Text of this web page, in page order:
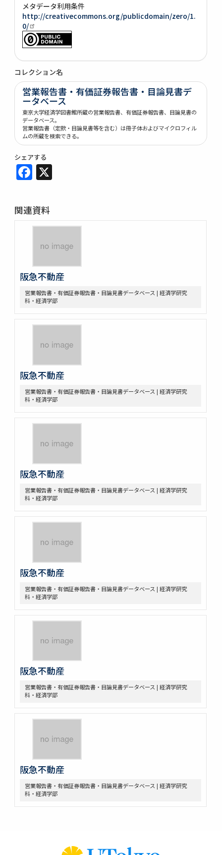
メタデータ利用条件
http://creativecommons.org/publicdomain/zero/1.
0/
コレクション名
営業報告書・有価証券報告書・目論見書デ
ータベース
東京大学経済学図書館所蔵の営業報告書、有価証券報告書、目論見書の
データベース。
営業報告書（定款・目論見書等を含む）は冊子体およびマイクロフィル
ムの所蔵を検索できる。
シェアする
Facebook
関連資料
阪急不動産
営業報告書・有価証券報告書・目論見書データベース | 経済学研究
科・経済学部
阪急不動産
営業報告書・有価証券報告書・目論見書データベース | 経済学研究
科・経済学部
阪急不動産
営業報告書・有価証券報告書・目論見書データベース | 経済学研究
科・経済学部
阪急不動産
営業報告書・有価証券報告書・目論見書データベース | 経済学研究
科・経済学部
阪急不動産
営業報告書・有価証券報告書・目論見書データベース | 経済学研究
科・経済学部
阪急不動産
営業報告書・有価証券報告書・目論見書データベース | 経済学研究
科・経済学部